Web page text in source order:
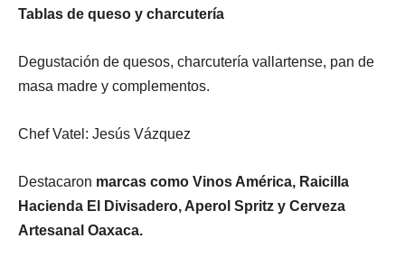
Tablas de queso y charcutería
Degustación de quesos, charcutería vallartense, pan de
masa madre y complementos.
Chef Vatel: Jesús Vázquez
Destacaron marcas como Vinos América, Raicilla
Hacienda El Divisadero, Aperol Spritz y Cerveza
Artesanal Oaxaca.